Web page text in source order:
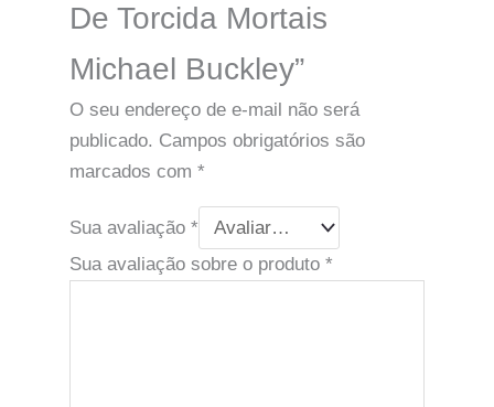
De Torcida Mortais
Michael Buckley”
O seu endereço de e-mail não será
publicado. Campos obrigatórios são
marcados com *
Sua avaliação *
Sua avaliação sobre o produto *